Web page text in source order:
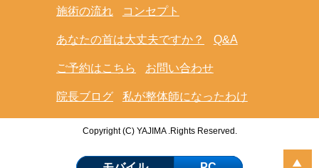
施術の流れ コンセプト
あなたの首は大丈夫ですか？ Q&A
ご予約はこちら お問い合わせ
院長ブログ 私が整体師になったわけ
Copyright (C) YAJIMA .Rights Reserved.